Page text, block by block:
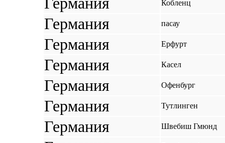
Кобленц
Германия пасау
Германия Ерфурт
Германия Касел
Германия Офенбург
Германия Тутлинген
Германия Швебиш Гмюнд